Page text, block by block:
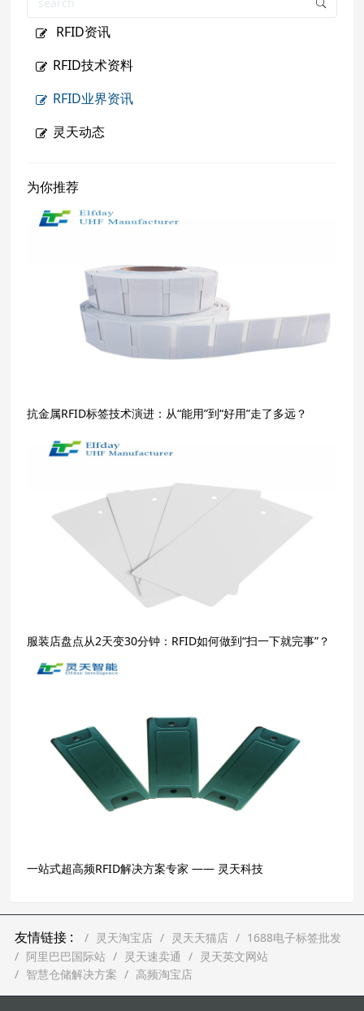
RFID资讯
RFID技术资料
RFID业界资讯
灵天动态
为你推荐
抗金属RFID标签技术演进：从“能用”到“好用”走了多远？
服装店盘点从2天变30分钟：RFID如何做到“扫一下就完事”？
一站式超高频RFID解决方案专家 —— 灵天科技
友情链接 : 灵天淘宝店 灵天天猫店
1688电子标签批发
阿里巴巴国际站
灵天速卖通
灵天英文网站
智慧仓储解决方案
高频淘宝店